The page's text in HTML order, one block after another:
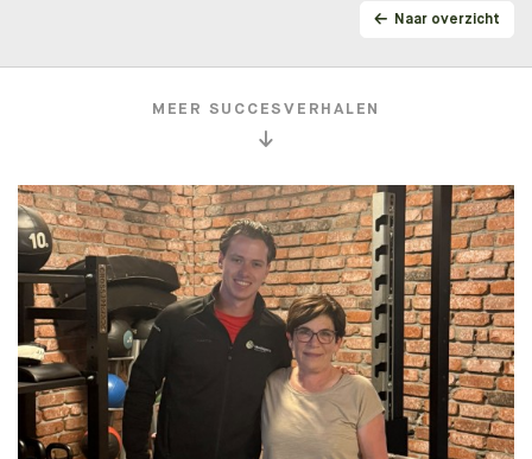
Naar overzicht
MEER SUCCESVERHALEN